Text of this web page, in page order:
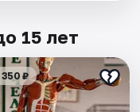
15 лет
350 ₽